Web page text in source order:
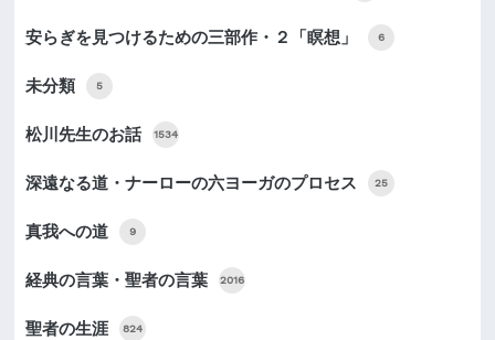
安らぎを見つけるための三部作・２「瞑想」 6
未分類 5
松川先生のお話 1534
深遠なる道・ナーローの六ヨーガのプロセス 25
真我への道 9
経典の言葉・聖者の言葉 2016
聖者の生涯 824